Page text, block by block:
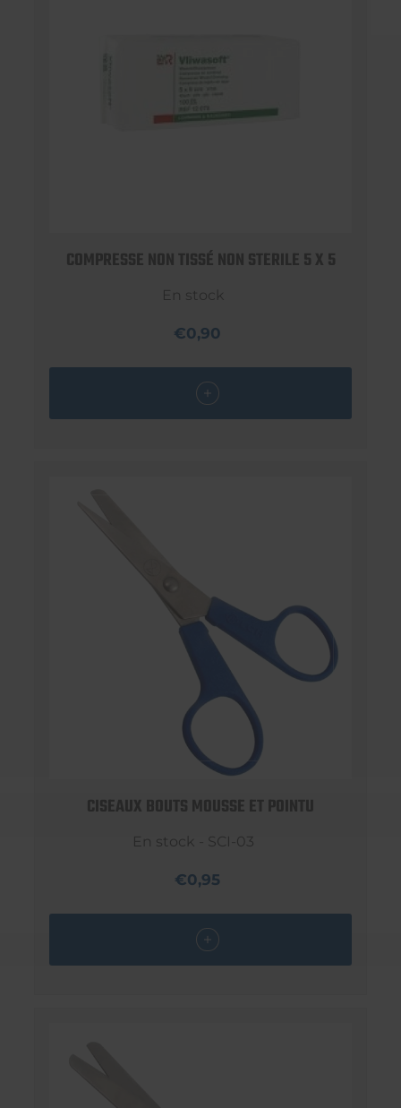
COMPRESSE NON TISSÉ NON STERILE 5 X 5
En stock
€0,90
CISEAUX BOUTS MOUSSE ET POINTU
En stock - SCI-03
€0,95